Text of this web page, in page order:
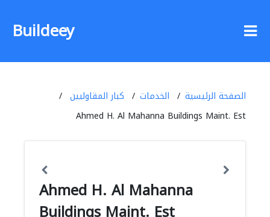
Buildeey
الصفحة الرئيسية الخدمات
كبار المقاوليين
Ahmed H. Al Mahanna Buildings Maint. Est
Ahmed H. Al Mahanna